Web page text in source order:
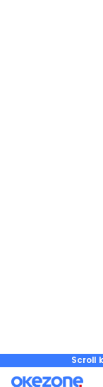
Scroll